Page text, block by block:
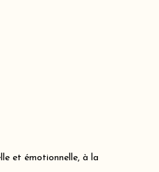
et émotionnelle, à la